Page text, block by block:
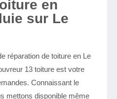
en
sur Le
réparation de toiture en Le
13 toiture est votre
Connaissant le
mettons disponible même